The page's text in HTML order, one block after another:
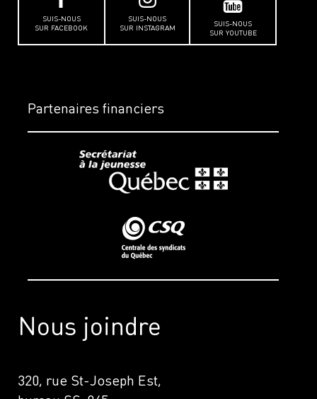
SUIS-NOUS
SUR FACEBOOK
SUIS-NOUS
SUR INSTAGRAM
SUIS-NOUS
SUR YOUTUBE
Nous joindre
320, rue St-Joseph Est,
Partenaires financiers